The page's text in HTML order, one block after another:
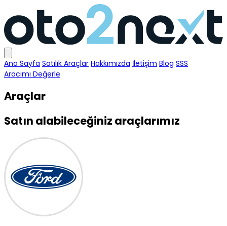
Ana Sayfa Satılık Araçlar Hakkımızda İletişim Blog SSS
Aracımı Değerle
Araçlar
Satın alabileceğiniz araçlarımız